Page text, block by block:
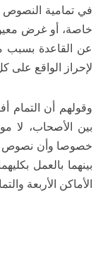
في تمامية
خاصة، أو غرض
عن القاعدة بسبب
لإحراز الواقع على
وقولهم أن
بين الأصحاب، لا
خصوصا وأن نصوص
بينهما بالعمل
الأماكن الأربعة